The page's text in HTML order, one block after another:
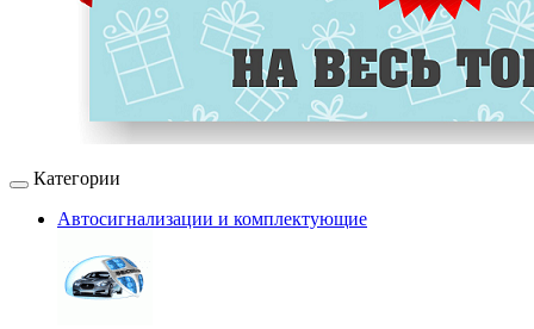
Категории
Автосигнализации и комплектующие